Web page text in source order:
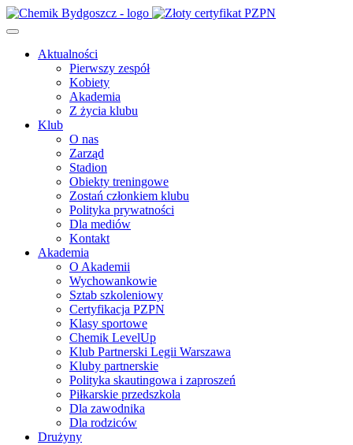
Aktualności
Pierwszy zespół
Kobiety
Akademia
Z życia klubu
Klub
O nas
Zarząd
Stadion
Obiekty treningowe
Zostań członkiem klubu
Polityka prywatności
Dla mediów
Kontakt
Akademia
O Akademii
Wychowankowie
Sztab szkoleniowy
Certyfikacja PZPN
Klasy sportowe
Chemik LevelUp
Klub Partnerski Legii Warszawa
Kluby partnerskie
Polityka skautingowa i zaproszeń
Piłkarskie przedszkola
Dla zawodnika
Dla rodziców
Drużyny